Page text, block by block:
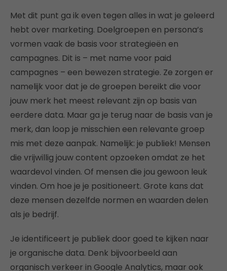
Met dit punt ga ik even tegen alles in wat je geleerd
hebt over marketing. Doelgroepen en persona’s
vormen vaak de basis voor strategieën en
campagnes. Dit is – met name voor paid
campagnes – een bewezen strategie. Ze zorgen er
namelijk voor dat je de groepen bereikt die voor
jouw merk het meest relevant zijn op basis van
eerdere data. Maar ga je terug naar de basis van je
merk, dan loop je misschien een relevante groep
mis met deze aanpak. Namelijk: je publiek! Mensen
die vrijwillig jouw content opzoeken omdat ze het
waardevol vinden. Of mensen die jou gewoon leuk
vinden. Om hoe je je positioneert. Grote kans dat
deze mensen dezelfde normen en waarden delen
als je bedrijf.
Je identificeert je publiek door goed te kijken naar
je organische data. Denk bijvoorbeeld aan
organisch verkeer in Google Analytics, maar ook